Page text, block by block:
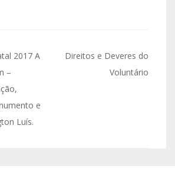
2017 A
–
e
Luís.
Direitos e Deveres do
Voluntário